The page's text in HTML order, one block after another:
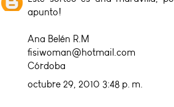
apunto!
Ana Belén R.M
fisiwoman@hotmail.com
Córdoba
octubre 29, 2010 3:48 p. m.